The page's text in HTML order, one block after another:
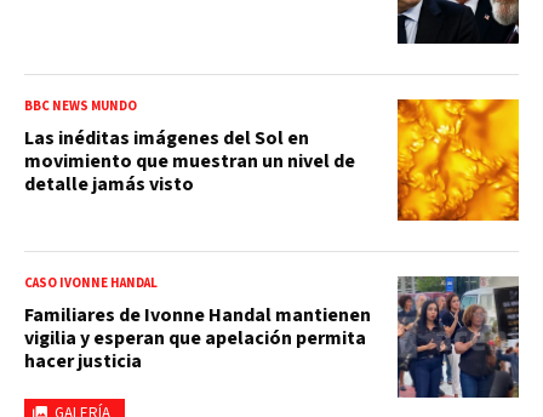
BBC NEWS MUNDO
Las inéditas imágenes del Sol en
movimiento que muestran un nivel de
detalle jamás visto
CASO IVONNE HANDAL
Familiares de Ivonne Handal mantienen
vigilia y esperan que apelación permita
hacer justicia